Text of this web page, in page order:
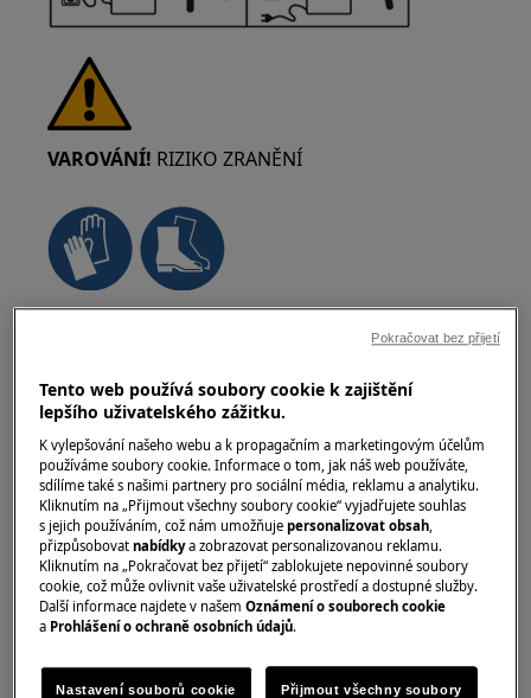
VAROVÁNÍ! RIZIKO ZRANĚNÍ
Při přemisťování spotřebičů vždy dbejte zvýšené
nejbezpečnější, když je přenášejí dvě osoby.
Vždy používejte ochranné rukavice a
bezpečnostní obuv. Noste ochranné rukavice
neustále, abyste se chránili před pořezáním o
ostré hrany.
VAROVÁNÍ!RIZIKO PORANĚNÍ OČÍ
Tento web používá soubory cookie k zajištění
lepšího uživatelského zážitku.
K vylepšování našeho webu a k propagačním a marketingovým účelům
používáme soubory cookie. Informace o tom, jak náš web používáte,
sdílíme také s našimi partnery pro sociální média, reklamu a analytiku.
Kliknutím na „Přijmout všechny soubory cookie“ vyjadřujete souhlas
s jejich používáním, což nám umožňujepersonalizovat obsah
přizpůsobovatnabídkya zobrazovat personalizovanou reklamu.
Kliknutím na „Pokračovat bez přijetí“ zablokujete nepovinné soubory
cookie, což může ovlivnit vaše uživatelské prostředí a dostupné služby.
Další informace najdete v našemOznámení o souborech cookie
a Prohlášení o ochraně osobních údajů.
Nastavení souborů cookie
Přijmout všechny soubory
Pokračovat bez přijetí